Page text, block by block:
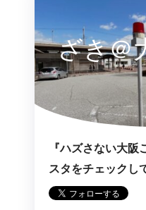
ざき＠
『ハズさない大
スタをチェックし